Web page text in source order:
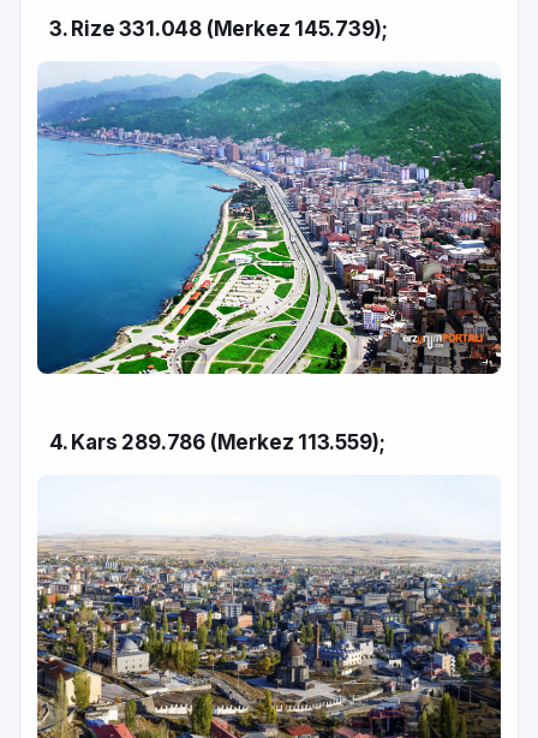
3. Rize 331.048 (Merkez 145.739);
4. Kars 289.786 (Merkez 113.559);